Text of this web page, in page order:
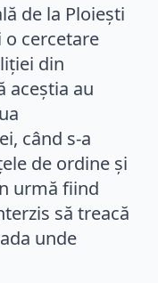
de la Ploiești
o cercetare
din
aceștia au
când s-a
de ordine și
urmă fiind
să treacă
unde